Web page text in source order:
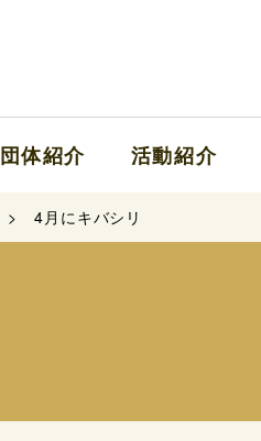
団体紹介 活動紹介
4月にキバシリ